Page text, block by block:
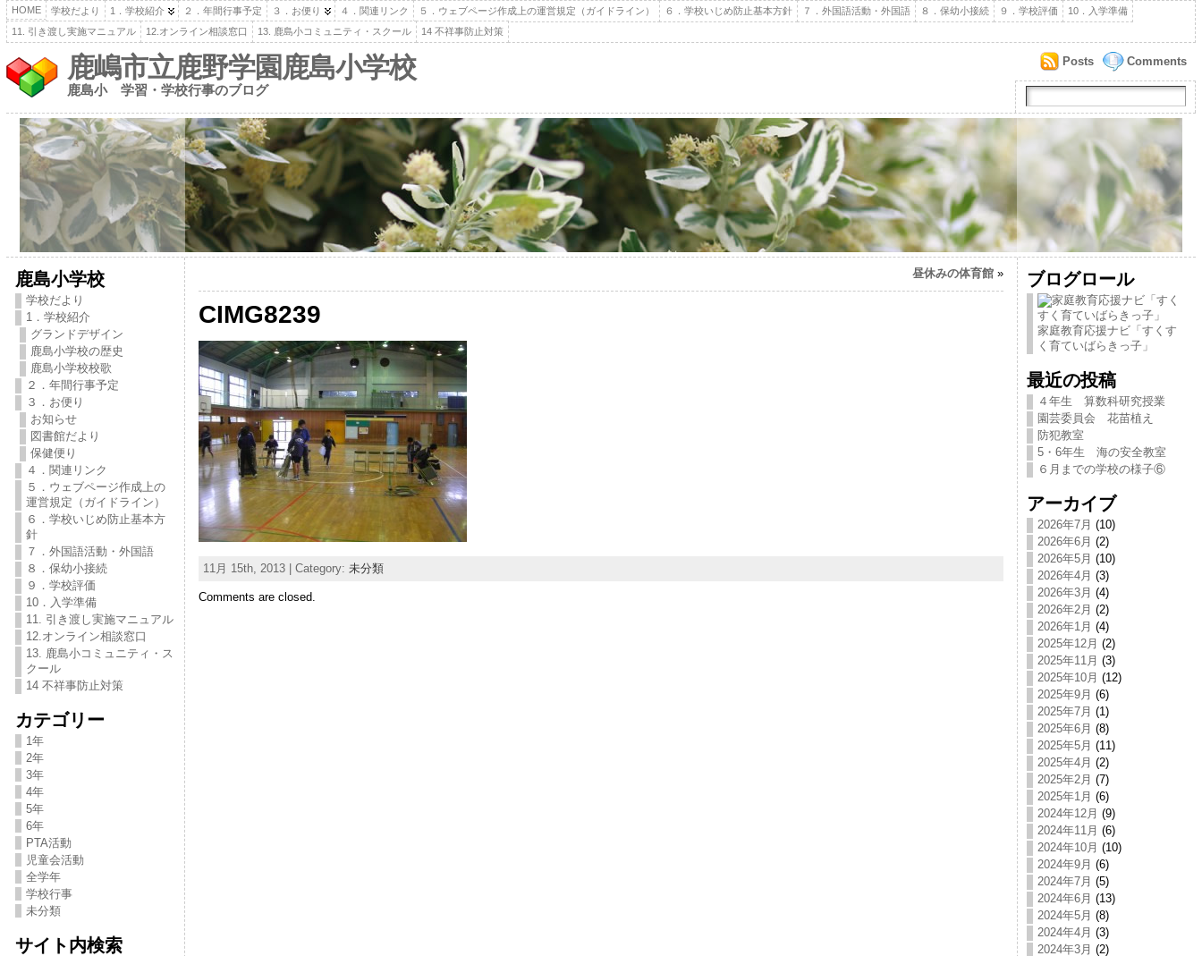
HOME 学校だより 1．学校紹介 ２．年間行事予定 ３．お便り ４．関連リンク ５．ウェブページ作成上の運営規定（ガイドライン） ６．学校いじめ防止基本方針 ７．外国語活動・外国語 ８．保幼小接続 ９．学校評価
10．入学準備
11. 引き渡し実施マニュアル
12.オンライン相談窓口 13. 鹿島小コミュニティ・スクール 14 不祥事防止対策
鹿嶋市立鹿野学園鹿島小学校
鹿島小 学習・学校行事のブログ
Comments
Posts
鹿島小学校
学校だより
1．学校紹介
グランドデザイン
鹿島小学校の歴史
鹿島小学校校歌
２．年間行事予定
３．お便り
お知らせ
図書館だより
保健便り
４．関連リンク
５．ウェブページ作成上の
運営規定（ガイドライン）
６．学校いじめ防止基本方
針
７．外国語活動・外国語
８．保幼小接続
９．学校評価
10．入学準備
11. 引き渡し実施マニュアル
12.オンライン相談窓口
13. 鹿島小コミュニティ・ス
クール
14 不祥事防止対策
カテゴリー
1年
2年
3年
4年
5年
6年
PTA活動
児童会活動
全学年
学校行事
未分類
サイト内検索
昼休みの体育館»
CIMG8239
11月 15th, 2013 | Category: 未分類
Comments are closed.
ブログロール
家庭教育応援ナビ「すくす
く育ていばらきっ子」
最近の投稿
４年生 算数科研究授業
園芸委員会 花苗植え
防犯教室
5・6年生 海の安全教室
６月までの学校の様子⑥
アーカイブ
2026年7月 (10)
2026年6月 (2)
2026年5月 (10)
2026年4月 (3)
2026年3月 (4)
2026年2月 (2)
2026年1月 (4)
2025年12月 (2)
2025年11月 (3)
2025年10月 (12)
2025年9月 (6)
2025年7月 (1)
2025年6月 (8)
2025年5月 (11)
2025年4月 (2)
2025年2月 (7)
2025年1月 (6)
2024年12月 (9)
2024年11月 (6)
2024年10月 (10)
2024年9月 (6)
2024年7月 (5)
2024年6月 (13)
2024年5月 (8)
2024年4月 (3)
2024年3月 (2)